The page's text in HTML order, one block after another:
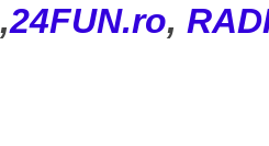
,24FUN.ro,